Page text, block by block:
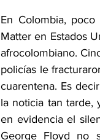
En Colombia,
Matter en Estados
afrocolombiano.
policías le
cuarentena. Es
la noticia tan tarde,
en evidencia el
George Floyd no